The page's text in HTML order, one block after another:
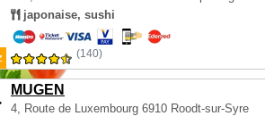
japonaise, sushi
(140)
MUGEN
4, Route de Luxembourg 6910 Roodt-sur-Syre